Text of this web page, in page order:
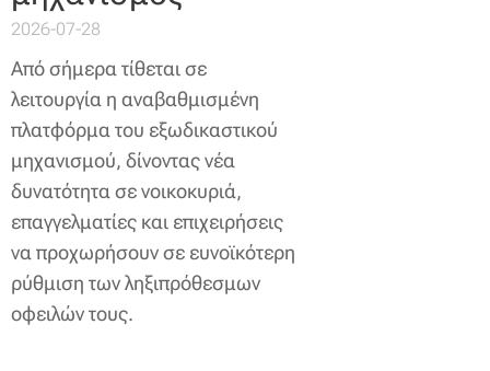
2026-07-28
Από σήμερα τίθεται σε
λειτουργία η αναβαθμισμένη
πλατφόρμα του εξωδικαστικού
μηχανισμού, δίνοντας νέα
δυνατότητα σε νοικοκυριά,
επαγγελματίες και επιχειρήσεις
να προχωρήσουν σε ευνοϊκότερη
ρύθμιση των ληξιπρόθεσμων
οφειλών τους.